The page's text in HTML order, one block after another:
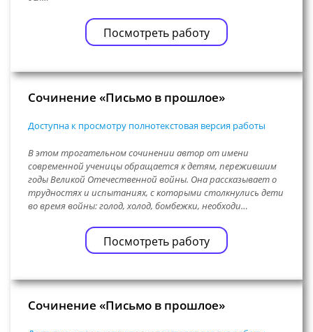
Посмотреть работу
Сочинение «Письмо в прошлое»
Доступна к просмотру полнотекстовая версия работы
В этом трогательном сочинении автор от имени
современной ученицы обращается к детям, пережившим
годы Великой Отечественной войны. Она рассказывает о
трудностях и испытаниях, с которыми столкнулись дети
во время войны: голод, холод, бомбежки, необходи…
Посмотреть работу
Сочинение «Письмо в прошлое»